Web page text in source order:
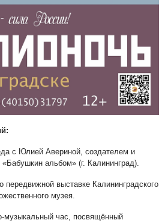
с Юлией Авериной, создателем и
альбом» (г. Калининград).
передвижной выставке Калининградского
музея.
музыкальный час, посвящённый